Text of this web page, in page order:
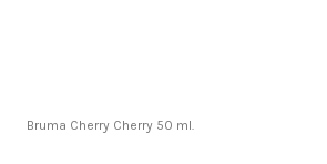
Bruma Cherry Cherry 50 ml.